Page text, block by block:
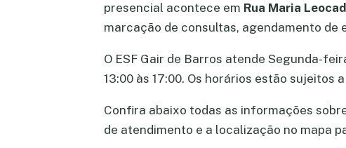
presencial acontece em Rua Maria
marcação de consultas, agendamento de
O ESF Gair de Barros atende Segunda-
13:00 às 17:00. Os horários estão
Confira abaixo todas as informações
de atendimento e a localização no mapa